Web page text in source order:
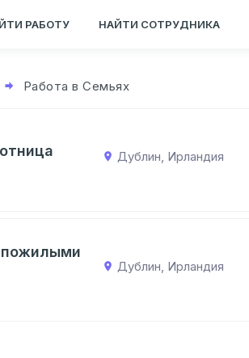
РАБОТУ НАЙТИ СОТРУДНИКА
Работа в Семьях
Дублин, Ирландия
пожилыми
Дублин, Ирландия